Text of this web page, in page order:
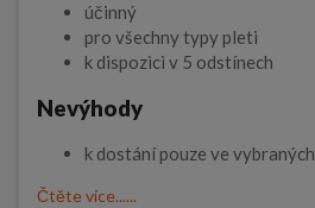
účinný
pro všechny typy pleti
k dispozici v 5 odstínech
Nevýhody
k dostání pouze ve
Čtěte více......